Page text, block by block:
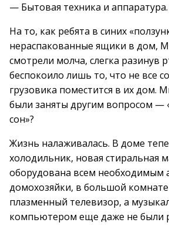
— Бытовая техника и аппаратура.
На то, как ребята в синих
нераспакованные ящики в дом,
смотрели молча, слегка разинув
беспокоило лишь то, что не все
грузовика поместится в их дом.
были заняты другим вопросом —
сон»?
Жизнь налаживалась. В доме
холодильник, новая стиральная
оборудована всем необходимым
домохозяйки, в большой
плазменный телевизор, а
компьютером еще даже не были